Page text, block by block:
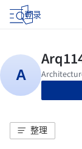
登录
整理